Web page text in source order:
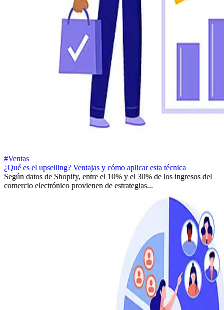
#Ventas
¿Qué es el upselling? Ventajas y cómo aplicar esta técnica
Según datos de Shopify, entre el 10% y el 30% de los ingresos del
comercio electrónico provienen de estrategias...